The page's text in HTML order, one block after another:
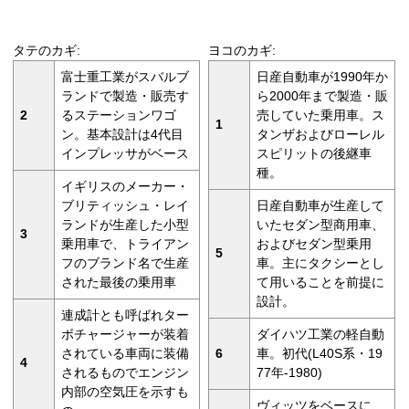
タテのカギ:
2
富士重工業がスバルブ
ランドで製造・販売す
るステーションワゴ
ン。基本設計は4代目
インプレッサがベース
3
イギリスのメーカー・
ブリティッシュ・レイ
ランドが生産した小型
乗用車で、トライアン
フのブランド名で生産
された最後の乗用車
4
連成計とも呼ばれター
ボチャージャーが装着
されている車両に装備
されるものでエンジン
内部の空気圧を示すも
ヨコのカギ:
1
日産自動車が1990年か
ら2000年まで製造・販
売していた乗用車。ス
タンザおよびローレル
スピリットの後継車
種。
5
日産自動車が生産して
いたセダン型商用車、
およびセダン型乗用
車。主にタクシーとし
て用いることを前提に
設計。
6
ダイハツ工業の軽自動
車。初代(L40S系・19
77年-1980)
ヴィッツをベースに、